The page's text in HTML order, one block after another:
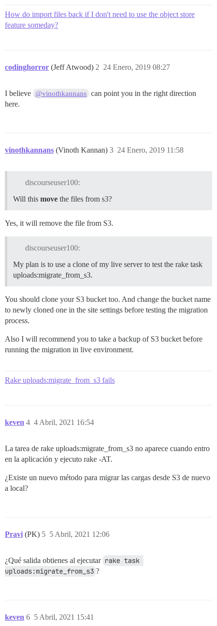
How do import files back if I don't need to use the object store
feature someday?
codinghorror (Jeff Atwood) 24 Enero, 2019 08:27
2
I believe @vinothkannans can point you in the right direction
here.
vinothkannans (Vinoth Kannan) 24 Enero, 2019 11:58
3
discourseuser100:
Will this move the files from s3?
Yes, it will remove the file from S3.
discourseuser100:
My plan is to use a clone of my live server to test the rake task
uploads:migrate_from_s3.
You should clone your S3 bucket too. And change the bucket name
to newly cloned one in the site settings before testing the migration
process.
Also I will recommend you to take a backup of S3 bucket before
running the migration in live environment.
Rake uploads:migrate_from_s3 fails
keven 4 Abril, 2021 16:54
4
La tarea de rake uploads:migrate_from_s3 no aparece cuando entro
en la aplicación y ejecuto rake -AT.
¿Existe un nuevo método para migrar las cargas desde S3 de nuevo
a local?
Pravi (PK) 5 Abril, 2021 12:06
5
¿Qué salida obtienes al ejecutar rake task
uploads:migrate_from_s3 ?
keven 5 Abril, 2021 15:41
6